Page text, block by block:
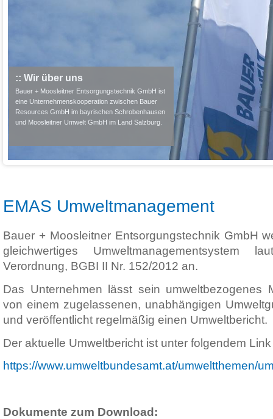
:: Wir über uns
Bauer + Moosleitner Entsorgungstechnik GmbH ist
eine Unternehmenskooperation zwischen Bauer
Resources GmbH im bayrischen Schrobenhausen
und Moosleitner Umwelt GmbH im Land Salzburg.
EMAS Umweltmanagement
Bauer + Moosleitner Entsorgungstechnik GmbH
gleichwertiges Umweltmanagementsystem
Verordnung, BGBI II Nr. 152/2012 an.
Das Unternehmen lässt sein umweltbezogenes
von einem zugelassenen, unabhängigen
und veröffentlicht regelmäßig einen Umweltbericht.
Der aktuelle Umweltbericht ist unter folgendem
https://www.umweltbundesamt.at/umweltthemen/
Dokumente zum Download: